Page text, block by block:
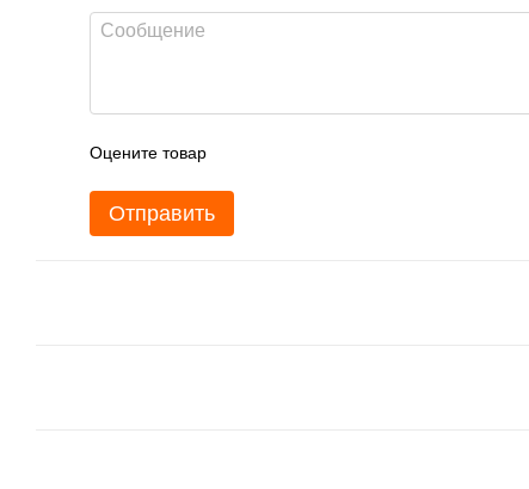
Оцените товар
Отправить